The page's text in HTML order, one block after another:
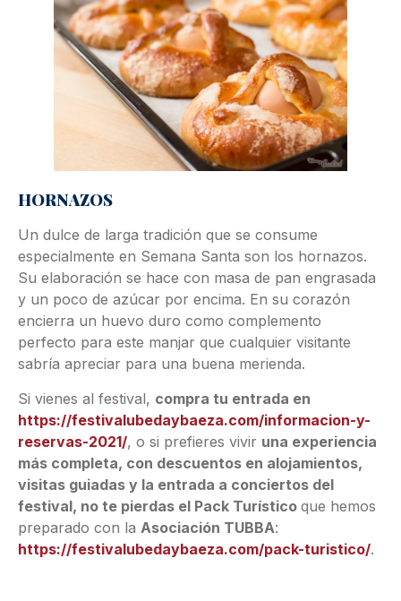
HORNAZOS
Un dulce de larga tradición que se consume
especialmente en Semana Santa son los hornazos.
Su elaboración se hace con masa de pan engrasada
y un poco de azúcar por encima. En su corazón
encierra un huevo duro como complemento
perfecto para este manjar que cualquier visitante
sabría apreciar para una buena merienda.
Si vienes al festival, compra tu entrada en
https://festivalubedaybaeza.com/informacion-y-
reservas-2021/, o si prefieres vivir una experiencia
más completa, con descuentos en alojamientos,
visitas guiadas y la entrada a conciertos del
festival, no te pierdas el Pack Turístico que hemos
preparado con la Asociación TUBBA:
https://festivalubedaybaeza.com/pack-turistico/.